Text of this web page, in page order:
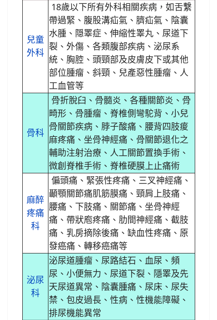
兒童
外科
18歲以下所有外科相關疾病，如舌繫
帶過緊、腹股溝疝氣、臍疝氣、陰囊
水腫、隠睪症、伸縮性睪丸、尿道下
裂、外傷、各類腹部疾病、泌尿系
統、胸腔、頭頸部及皮膚皮下或其他
部位腫瘤、斜頸、兒產惡性腫瘤、人
工血管等
骨科
骨折脫臼、骨髓炎、各種關節炎、骨
畸形、骨腫瘤、脊椎側彎駝背、小兒
骨關節疾病、脖子酸痛、腰背四肢痠
麻疼痛、坐骨神經痛、骨關節退化之
輔助注射治療、人工關節置換手術、
微創脊椎手術、脊椎硬膜上止痛術
麻醉
疼痛
科
偏頭痛、緊張性疼痛、三叉神經痛、
顳顎關節痛肌筋膜痛、頸肩上肢痛、
腰痛、下肢痛、關節痛、坐骨神經
痛、帶狀庖疼痛、肋間神經痛、截肢
痛、乳房摘除後痛、缺血性疼痛、原
發癌痛、轉移癌痛等
泌尿
科
泌尿道腫瘤、尿路結石、血尿、頻
尿、小便無力、尿道下裂、隱睪及先
天尿道異常、陰囊腫痛、尿床、尿失
禁、包皮過長、性病、性機能障礙、
排尿機能異常